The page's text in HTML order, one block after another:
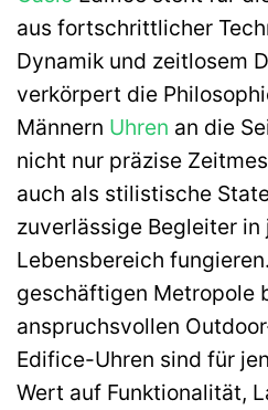
aus fortschrittlicher
Dynamik und zeitlosem
verkörpert die
Männern Uhren an die
nicht nur präzise
auch als stilistische
zuverlässige Begleiter in
Lebensbereich
geschäftigen Metropole
anspruchsvollen
Edifice-Uhren sind für
Wert auf Funktionalität,